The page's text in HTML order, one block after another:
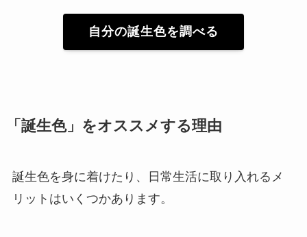
自分の誕生色を調べる
「誕生色」をオススメする理由
誕生色を身に着けたり、日常生活に取り入れるメ
リットはいくつかあります。